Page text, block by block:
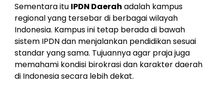
Sementara itu IPDN Daerah adalah kampus
regional yang tersebar di berbagai wilayah
Indonesia. Kampus ini tetap berada di bawah
sistem IPDN dan menjalankan pendidikan sesuai
standar yang sama. Tujuannya agar praja juga
memahami kondisi birokrasi dan karakter daerah
di Indonesia secara lebih dekat.